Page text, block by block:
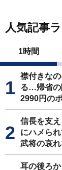
人気記事
1時間
襟付きな
る…帰省の
2990円の
信長を支
にハメら
武将の哀
耳の後ろ